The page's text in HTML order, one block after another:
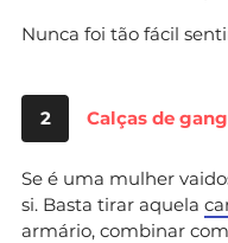
Nunca foi tão fácil
2 Calças de
Se é uma mulher
si. Basta tirar aquela
armário, combinar